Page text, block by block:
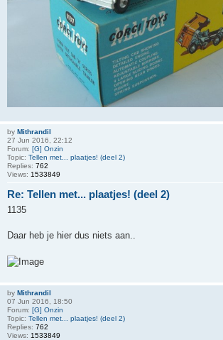
by Mithrandil
27 Jun 2016, 22:12
Forum: [G] Onzin
Topic: Tellen met... plaatjes! (deel 2)
Replies: 762
Views: 1533849
Re: Tellen met... plaatjes! (deel 2)
1135
Daar heb je hier dus niets aan..
by Mithrandil
07 Jun 2016, 18:50
Forum: [G] Onzin
Topic: Tellen met... plaatjes! (deel 2)
Replies: 762
Views: 1533849